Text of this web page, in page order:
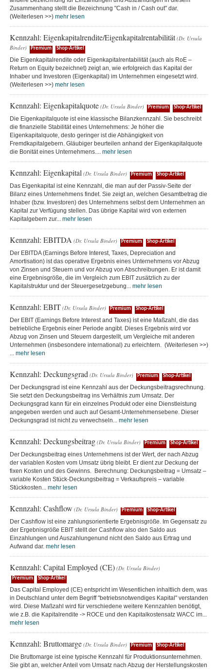
Zusammenhang stellt die Bezeichnung "Cash in / Cash out" dar.
(Weiterlesen >>) mehr lesen
Kennzahl: Eigenkapitalrendite/Eigenkapitalrentabilität (Dr. Ursula
Binder)
Premium Shop-Artikel
Die Eigenkapitalrendite oder Eigenkapitalrentabilität (auch als RoE –
Return on Equity bezeichnet) zeigt an, wie erfolgreich das Kapital der
Inhaber und Investoren (Eigenkapital) im Unternehmen eingesetzt wird.
(Weiterlesen >>) mehr lesen
Kennzahl: Eigenkapitalquote (Dr. Ursula Binder) Premium Shop-Artikel
Die Eigenkapitalquote ist eine klassische Bilanzkennzahl. Sie beschreibt
die finanzielle Stabilität eines Unternehmens: Je höher die
Eigenkapitalquote, desto geringer ist die Abhängigkeit von
Fremdkapitalgebern. Gläubiger beurteilen anhand der Eigenkapitalquote
die Bonität eines Unternehmens.... mehr lesen
Kennzahl: Eigenkapital (Dr. Ursula Binder) Premium Shop-Artikel
Das Eigenkapital ist eine Kennzahl, die man auf der Passiv-Seite der
Bilanz eines Unternehmens findet. Sie zeigt an, welchen Gesamtbetrag die
Inhaber (bzw. Investoren) des Unternehmens selbst dem Unternehmen an
Kapital zur Verfügung stellen. Das übrige Kapital wird von externen
Kapitalgebern zur... mehr lesen
Kennzahl: EBITDA (Dr. Ursula Binder) Premium Shop-Artikel
Der EBITDA (Earnings Before Interest, Taxes, Depreciation and
Amortisation) ist das operative Ergebnis eines Unternehmens vor Abzug
von Zinsen und Steuern und vor Abzug von Abschreibungen. Er ist damit
eine Ergebnisgröße, die im Vergleich zum EBIT zusätzlich zu der
Kapitalstruktur und der Steuergesetzgebung... mehr lesen
Kennzahl: EBIT (Dr. Ursula Binder) Premium Shop-Artikel
Der EBIT (Earnings Before Interest and Taxes) ist eine Maßzahl, die das
betriebliche Ergebnis einer Periode angibt. Dieses Ergebnis wird vor
Abzug von Zinsen und Steuern dargestellt, um Vergleiche mit anderen
Unternehmen (insbesondere international) zu erleichtern. (Weiterlesen >>)
... mehr lesen
Kennzahl: Deckungsgrad (Dr. Ursula Binder) Premium Shop-Artikel
Der Deckungsgrad ist eine Kennzahl aus der Deckungsbeitragsrechnung.
Sie setzt den Deckungsbeitrag ins Verhältnis zum Umsatz. Der
Deckungsgrad kann für ein einzelnes Produkt oder eine Dienstleistung
angegeben werden und auch auf Gesamt-Unternehmensebene. Dieser
Deckungsgrad ist nicht zu verwechseln... mehr lesen
Kennzahl: Deckungsbeitrag (Dr. Ursula Binder) Premium Shop-Artikel
Der Deckungsbeitrag eines Unternehmens ist der Wert, der nach Abzug
der variablen Kosten vom Umsatz übrig bleibt. Er dient zur Deckung der
fixen Kosten und des Gewinns. Berechnung: Deckungsbeitrag = Umsatz –
variable Kosten Stück-Deckungsbeitrag = Verkaufspreis – variable
Stückkosten... mehr lesen
Kennzahl: Cashflow (Dr. Ursula Binder) Premium Shop-Artikel
Der Cashflow ist eine zahlungsorientierte Ergebnisgröße. Im Gegensatz zu
der Ergebnisgröße EBIT stellt der Cashflow also den Saldo aus
Einzahlungen und Auszahlungenund nicht den Saldo aus Ertrag und
Aufwand dar. mehr lesen
Kennzahl: Capital Employed (CE) (Dr. Ursula Binder)
Premium Shop-Artikel
Das Capital Employed (CE) entspricht im Wesentlichen inhaltlich dem, was
in Deutschland unter dem Begriff "betriebsnotwendiges Kapital" verstanden
wird. Diese Maßzahl wird für verschiedene weitere Kennzahlen benötigt,
wie z.B. die Kapitalrendite -> ROCE und den Kapitalkostensatz WACC im...
mehr lesen
Kennzahl: Bruttomarge (Dr. Ursula Binder) Premium Shop-Artikel
Die Bruttomarge ist eine typische Kennzahl für Produktionsunternehmen.
Sie gibt an, welcher Anteil vom Umsatz nach Abzug der Herstellungskosten